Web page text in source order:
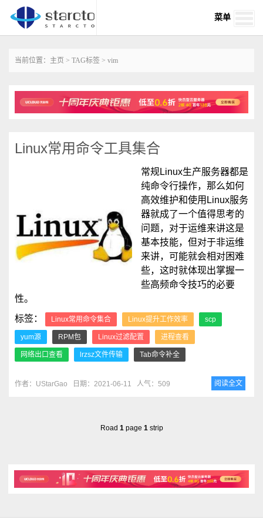
菜单
当前位置： 主页 > TAG标签 > vim
Linux常用命令工具集合
常规Linux生产服务器都是
纯命令行操作，那么如何
高效维护和使用Linux服务
器就成了一个值得思考的
问题，对于运维来讲这是
基本技能，但对于非运维
来讲，可能就会相对困难
些，这时就体现出掌握一
些高频命令技巧的必要
性。
标签：
Linux常用命令集合 Linux提升工作效率 scp
yum源 RPM包 Linux过滤配置 进程查看
网络出口查看 lrzsz文件传输 Tab命令补全
作者：UStarGao 日期：2021-06-11 人气：509 阅读全文
Road 1page 1strip